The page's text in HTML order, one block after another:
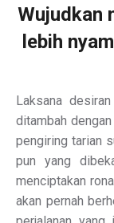
Wujudkan
lebih
Laksana
ditambah
pengiring tarian
pun yang
menciptakan
akan pernah